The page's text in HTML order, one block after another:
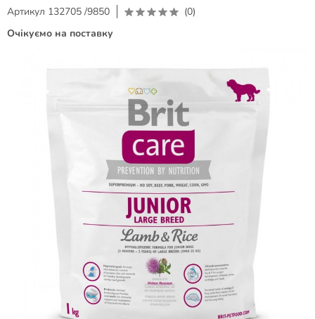
Артикул 132705 /9850
(0)
Очікуємо на поставку